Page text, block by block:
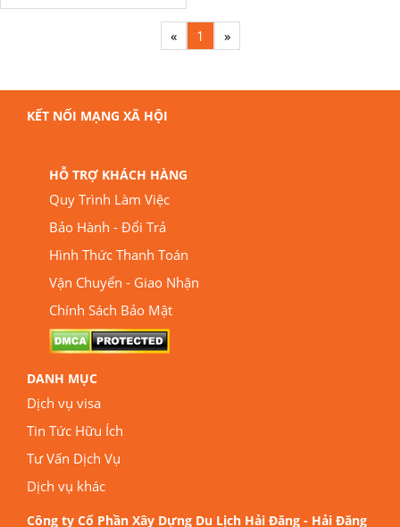
« 1 »
KẾT NỐI MẠNG XÃ HỘI
HỖ TRỢ KHÁCH HÀNG
Quy Trình Làm Việc
Bảo Hành - Đổi Trả
Hình Thức Thanh Toán
Vận Chuyển - Giao Nhận
Chính Sách Bảo Mật
DANH MỤC
Dịch vụ visa
Tin Tức Hữu Ích
Tư Vấn Dịch Vụ
Dịch vụ khác
Công ty Cổ Phần Xây Dựng Du Lịch Hải Đăng - Hải Đăng